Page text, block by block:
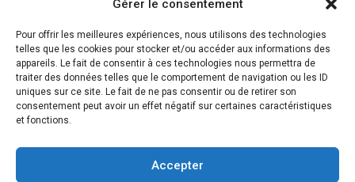
Gérer le consentement
Pour offrir les meilleures expériences, nous utilisons des technologies
telles que les cookies pour stocker et/ou accéder aux informations des
appareils. Le fait de consentir à ces technologies nous permettra de
traiter des données telles que le comportement de navigation ou les ID
uniques sur ce site. Le fait de ne pas consentir ou de retirer son
consentement peut avoir un effet négatif sur certaines caractéristiques
et fonctions.
Accepter
02 90 99 49 21
contact@coach-expertise.fr
Lundi – Vendredi : 9h-12h / 14h-17h